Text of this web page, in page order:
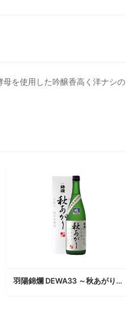
を使用した吟醸香高く洋ナシの
羽陽錦爛 DEWA33 ～秋あがり～秋季限定品